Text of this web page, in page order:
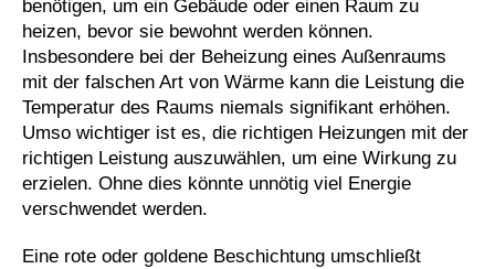
benötigen, um ein Gebäude oder einen Raum zu
heizen, bevor sie bewohnt werden können.
Insbesondere bei der Beheizung eines Außenraums
mit der falschen Art von Wärme kann die Leistung die
Temperatur des Raums niemals signifikant erhöhen.
Umso wichtiger ist es, die richtigen Heizungen mit der
richtigen Leistung auszuwählen, um eine Wirkung zu
erzielen. Ohne dies könnte unnötig viel Energie
verschwendet werden.
Eine rote oder goldene Beschichtung umschließt